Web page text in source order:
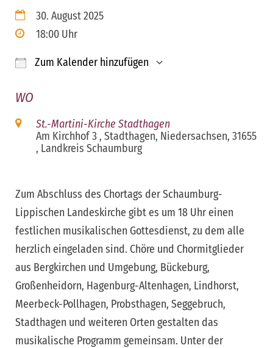
30. August 2025
18:00 Uhr
Zum Kalender hinzufügen
WO
St.-Martini-Kirche Stadthagen
Am Kirchhof 3 , Stadthagen, Niedersachsen, 31655
, Landkreis Schaumburg
Zum Abschluss des Chortags der Schaumburg-
Lippischen Landeskirche gibt es um 18 Uhr einen
festlichen musikalischen Gottesdienst, zu dem alle
herzlich eingeladen sind. Chöre und Chormitglieder
aus Bergkirchen und Umgebung, Bückeburg,
Großenheidorn, Hagenburg-Altenhagen, Lindhorst,
Meerbeck-Pollhagen, Probsthagen, Seggebruch,
Stadthagen und weiteren Orten gestalten das
musikalische Programm gemeinsam. Unter der